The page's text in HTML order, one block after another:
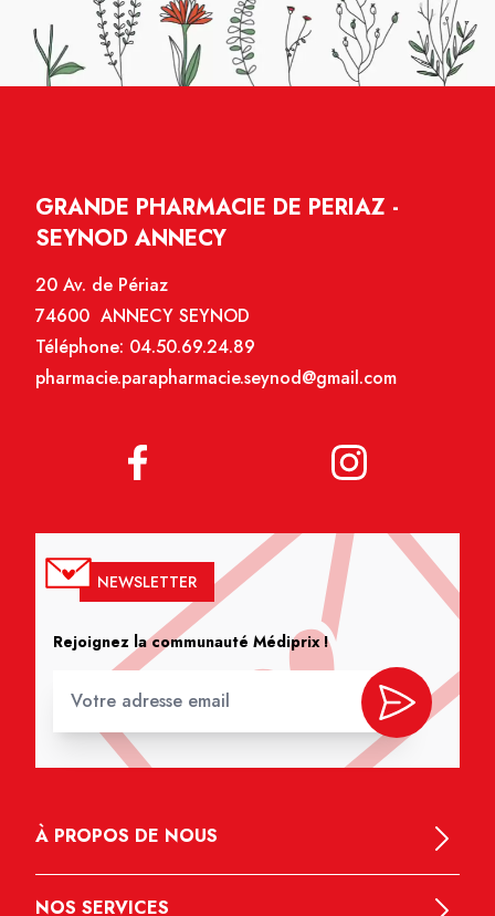
GRANDE PHARMACIE DE PERIAZ -
SEYNOD ANNECY
20 Av. de Périaz
74600 ANNECY SEYNOD
Téléphone: 04.50.69.24.89
pharmacie.parapharmacie.seynod@gmail.com
NEWSLETTER
Rejoignez la communauté Médiprix !
À PROPOS DE NOUS
NOS SERVICES